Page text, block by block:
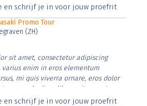
nibh et justo cursus id rutrum lorem
en schrijf je in voor jouw proefrit
Promo Tour
(ZH)
sit amet, consectetur adipiscing
varius enim in eros elementum
mi quis viverra ornare, eros dolor
commodo diam libero vitae erat.
nibh et justo cursus id rutrum lorem
en schrijf je in voor jouw proefrit